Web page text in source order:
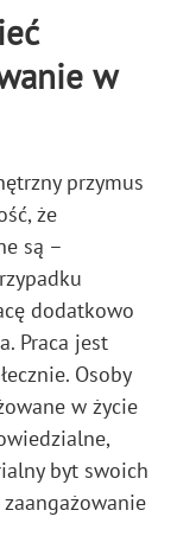
w
przymus
że
są –
dodatkowo
Praca jest
Osoby
w życie
byt swoich